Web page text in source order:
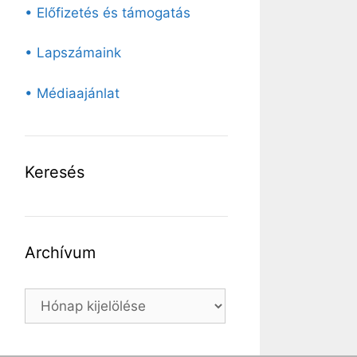
• Előfizetés és támogatás
• Lapszámaink
• Médiaajánlat
Keresés
Archívum
Archívum